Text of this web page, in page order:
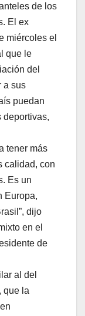
de los
El ex
miércoles el
que le
del
a sus
puedan
deportivas,
tener más
calidad, con
Es un
Europa,
dijo
en el
de
al del
que la